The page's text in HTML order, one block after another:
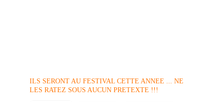
ILS SERONT AU FESTIVAL CETTE ANNEE ... NE
LES RATEZ SOUS AUCUN PRETEXTE !!!